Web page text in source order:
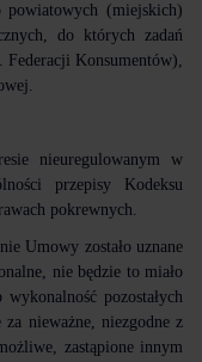
powiatowych (miejskich)
do których zadań
Federacji Konsumentów),
nieuregulowanym w
przepisy Kodeksu
pokrewnych.
Umowy zostało uznane
nie będzie to miało
pozostałych
nieważne, niezgodne z
zastąpione innym